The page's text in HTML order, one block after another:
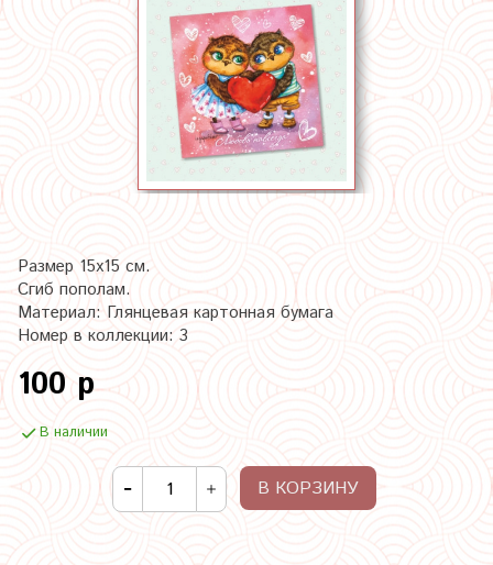
Размер 15х15 см.
Сгиб пополам.
Материал: Глянцевая картонная бумага
Номер в коллекции: 3
100 р
В наличии
В КОРЗИНУ